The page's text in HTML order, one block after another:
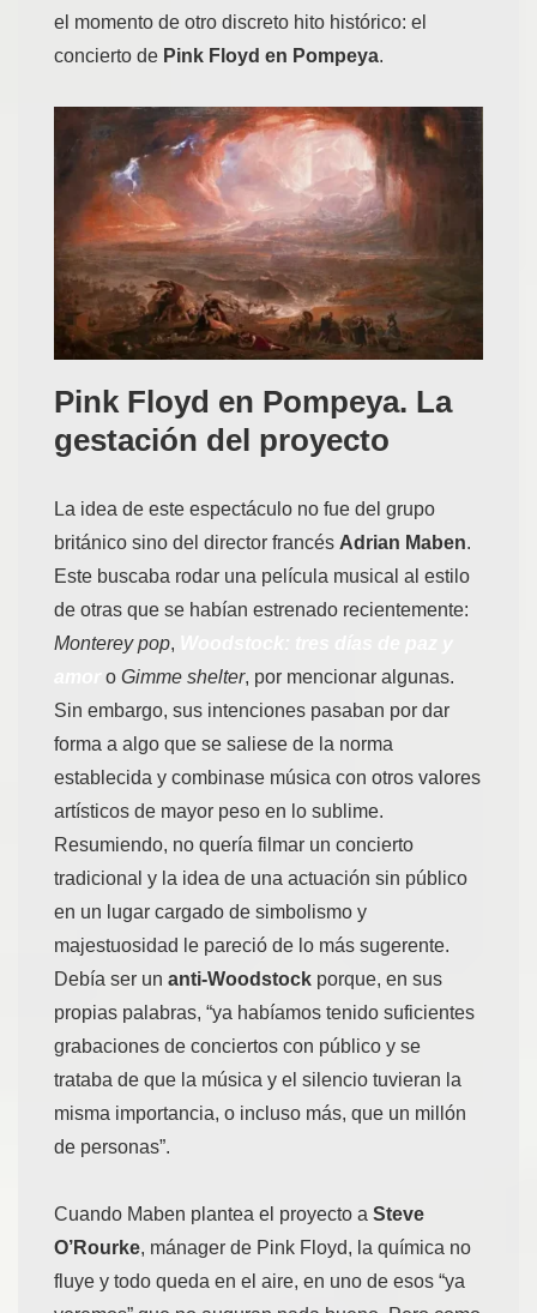
el momento de otro discreto hito histórico: el
concierto de Pink Floyd en Pompeya.
Pink Floyd en Pompeya. La
gestación del proyecto
La idea de este espectáculo no fue del grupo
británico sino del director francés Adrian Maben.
Este buscaba rodar una película musical al estilo
de otras que se habían estrenado recientemente:
Monterey pop,
o Gimme shelter, por mencionar algunas.
Sin embargo, sus intenciones pasaban por dar
forma a algo que se saliese de la norma
establecida y combinase música con otros valores
artísticos de mayor peso en lo sublime.
Resumiendo, no quería filmar un concierto
tradicional y la idea de una actuación sin público
en un lugar cargado de simbolismo y
majestuosidad le pareció de lo más sugerente.
Debía ser un anti-Woodstock porque, en sus
propias palabras, “ya habíamos tenido suficientes
grabaciones de conciertos con público y se
trataba de que la música y el silencio tuvieran la
misma importancia, o incluso más, que un millón
de personas”.
Cuando Maben plantea el proyecto a Steve
O’Rourke, mánager de Pink Floyd, la química no
fluye y todo queda en el aire, en uno de esos “ya